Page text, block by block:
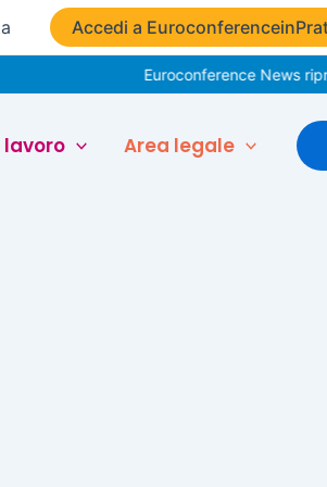
Accedi a
Euroconference News
lavoro Area legale